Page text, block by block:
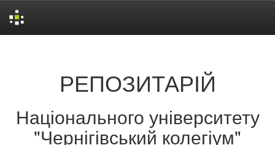
РЕПОЗИТАРІЙ
Національного університету
"Чернігівський колегіум"